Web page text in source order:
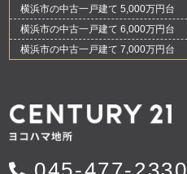
横浜市の中古一戸建て 5,000万円台
横浜市の中古一戸建て 6,000万円台
横浜市の中古一戸建て 7,000万円台